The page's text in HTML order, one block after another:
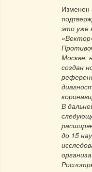
Изменен
это уже
Москве,
создан
В
до 15